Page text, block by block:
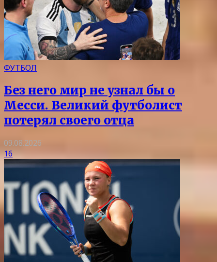
ФУТБОЛ
Без него мир не узнал бы о
Месси. Великий футболист
потерял своего отца
09.08.2026
16